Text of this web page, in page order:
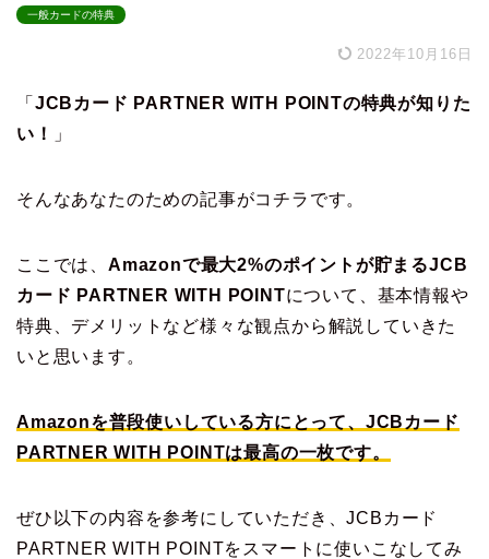
一般カードの特典
2022年10月16日
「 JCBカード PARTNER WITH POINTの特典が知りた
い！
」
そんなあなたのための記事がコチラです。
ここでは、 Amazonで最大2%のポイントが貯まるJCB
カード PARTNER WITH POINTについて、基本情報や
特典、デメリットなど様々な観点から解説していきた
いと思います。
Amazonを普段使いしている方にとって、JCBカード
PARTNER WITH POINTは最高の一枚です。
ぜひ以下の内容を参考にしていただき、JCBカード
PARTNER WITH POINTをスマートに使いこなしてみ